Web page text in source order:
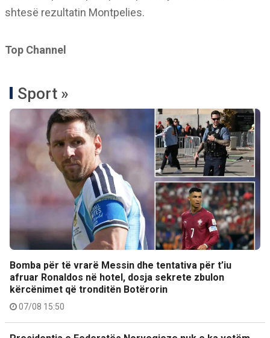
shtesë rezultatin Montpelies.
Top Channel
Sport »
Bomba për të vrarë Messin dhe tentativa për t’iu
afruar Ronaldos në hotel, dosja sekrete zbulon
kërcënimet që tronditën Botërorin
07/08 15:50